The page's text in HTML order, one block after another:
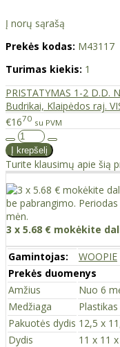
Į norų sąrašą
Prekės kodas: M43117
Turimas kiekis: 1
PRISTATYMAS 1-2 D.D.
Budrikai, Klaipėdos raj.
€1670 su PVM
Turite klausimų apie šią
3 x 5.68 € mokėkite
Gamintojas:
WOOPIE
Prekės duomenys
Amžius
Nuo 6
Medžiaga
Plastikas
Pakuotės dydis 12,5 x
Dydis
11 x 11